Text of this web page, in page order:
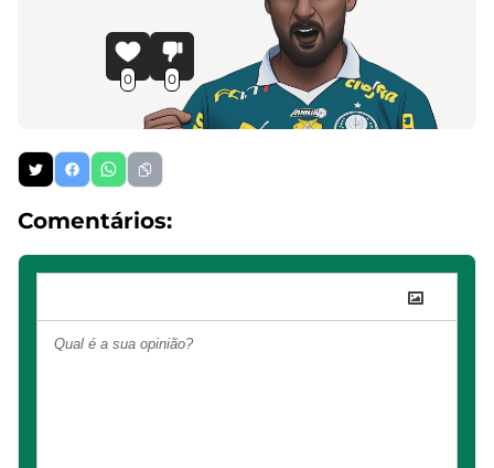
0 0
Comentários: